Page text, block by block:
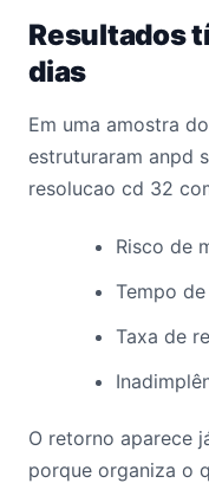
Resultados
dias
Em uma amostra
estruturaram anpd
resolucao cd 32
Risco de
Tempo
Taxa de
O retorno aparece
porque organiza o